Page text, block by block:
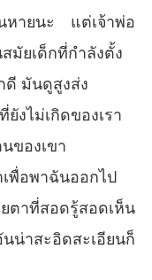
หายนะ แต่เจ้าพ่อ
มัยเด็กที่กำลังตั้ง
ดี มันดูสูงส่ง
งไม่เกิดของเรา
ของเขา
พื่อพาฉันออกไป
ตาที่สอดรู้สอดเห็น
าสะอิดสะเอียนก็